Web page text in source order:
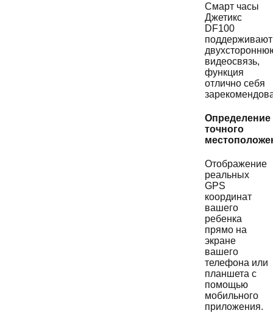
Смарт часы
Джетикс
DF100
поддерживают
видеосвязь,
функция
отлично себя
Определение
точного
Отображение
реальных
GPS
координат
вашего
ребенка
прямо на
экране
вашего
телефона или
планшета с
помощью
мобильного
приложения.